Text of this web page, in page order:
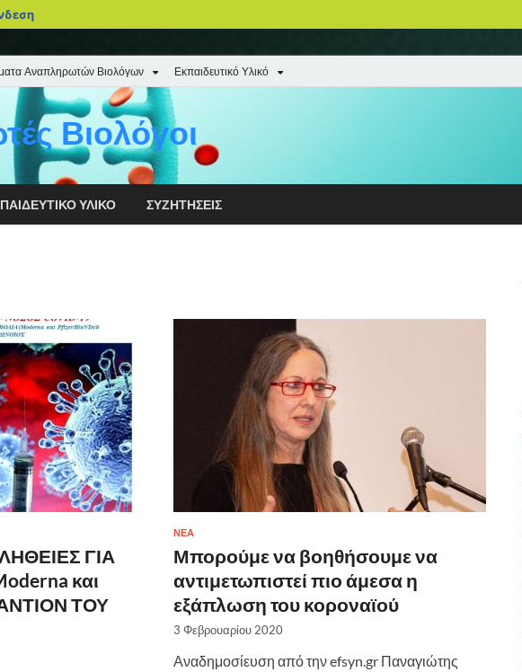
Αναπληρωτών Βιολόγων Εκπαιδευτικό Υλικό
Βιολόγοι
ΥΛΙΚΌ ΣΥΖΗΤΉΣΕΙΣ
ΓΙΑ
και
ΤΟΥ
ΝΈΑ
Μπορούμε να βοηθήσουμε να
αντιμετωπιστεί πιο άμεσα η
εξάπλωση του κοροναϊού
3 Φεβρουαρίου 2020
Αναδημοσίευση από την efsyn.gr Παναγιώτης